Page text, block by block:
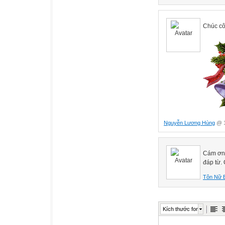
Chúc
Nguyễn Lương Hùng @
Cám
đáp từ.
Tôn Nữ
Kích thước font